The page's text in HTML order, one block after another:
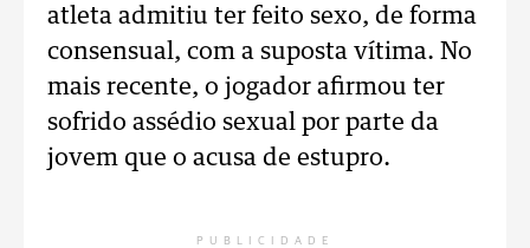
atleta admitiu ter feito sexo, de forma
consensual, com a suposta vítima. No
mais recente, o jogador afirmou ter
sofrido assédio sexual por parte da
jovem que o acusa de estupro.
PUBLICIDADE